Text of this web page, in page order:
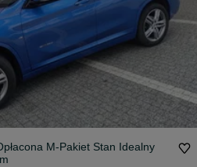
M-Pakiet Stan Idealny